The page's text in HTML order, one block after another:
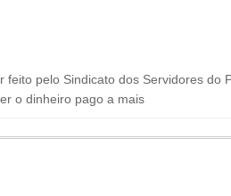
pelo Sindicato dos Servidores
o dinheiro pago a mais